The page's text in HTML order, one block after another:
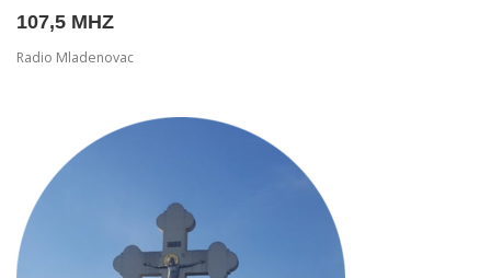
107,5 MHZ
Radio Mladenovac